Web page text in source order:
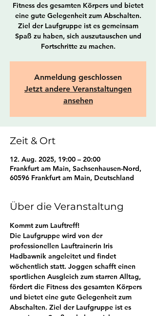
Fitness des gesamten Körpers und bietet
eine gute Gelegenheit zum Abschalten.
Ziel der Laufgruppe ist es gemeinsam
Spaß zu haben, sich auszutauschen und
Fortschritte zu machen.
Anmeldung geschlossen
Jetzt andere Veranstaltungen
ansehen
Zeit & Ort
12. Aug. 2025, 19:00 – 20:00
Frankfurt am Main, Sachsenhausen-Nord,
60596 Frankfurt am Main, Deutschland
Über die Veranstaltung
Kommt zum Lauftreff!
Die Laufgruppe wird von der
professionellen Lauftrainerin Iris
Hadbawnik angeleitet und findet
wöchentlich statt. Joggen schafft einen
sportlichen Ausgleich zum starren Alltag,
fördert die Fitness des gesamten Körpers
und bietet eine gute Gelegenheit zum
Abschalten. Ziel der Laufgruppe ist es